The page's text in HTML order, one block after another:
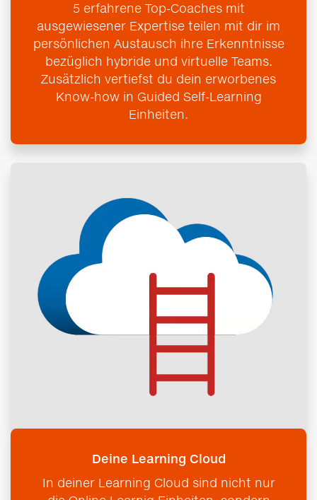
5 erfahrene Top-Coaches mit
ausgewiesener Expertise teilen mit dir im
persönlichen Austausch ihre Erkenntnisse
bezüglich hybride und virtuelle Teams.
Zusätzlich vertiefst du dein erworbenes
Know-how in Guided Self-Learning
Einheiten.
Deine Learning Cloud
In deiner Learning Cloud sind nicht nur